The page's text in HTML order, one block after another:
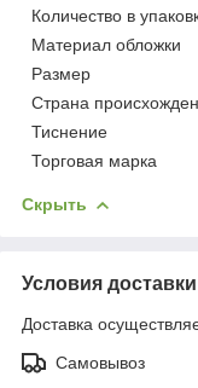
Количество в
Материал обложки
Размер
Страна
Тиснение
Торговая марка
Скрыть
Условия доставки
Доставка
Самовывоз